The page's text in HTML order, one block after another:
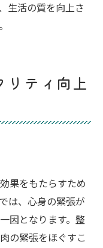
生活の質を向上さ
リティ向上
果をもたらすため
は、心身の緊張が
因となります。整
の緊張をほぐすこ